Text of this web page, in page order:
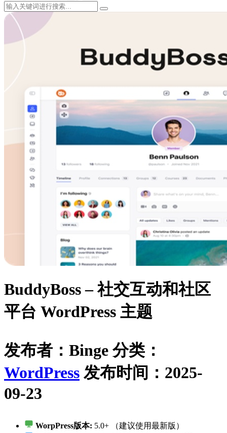
BuddyBoss – 社交互动和社区
平台 WordPress 主题
发布者：Binge 分类：
WordPress 发布时间：2025-
09-23
WorpPress版本: 5.0+ （建议使用最新版）